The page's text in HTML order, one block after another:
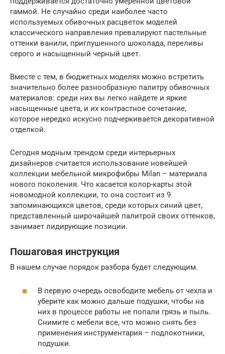
гаммой. Не случайно среди наиболее часто
используемых обивочных расцветок моделей
классического направления превалируют пастельные
оттенки ванили, приглушенного шоколада, переливы
серого и насыщенный черный цвет.
Вместе с тем, в бюджетных моделях можно встретить
значительно более разнообразную палитру обивочных
материалов: среди них вы легко найдете и яркие
насыщенные цвета, и их контрастное сочетание,
которое нередко искусно подчеркивается декоративной
отделкой.
Сегодня модным трендом среди интерьерных
дизайнеров считается использование новейшей
коллекции мебельной микрофибры Milan – материала
нового поколения. Что касается колор-карты этой
новомодной коллекции, то она состоит из 9
запоминающихся цветов, среди которых синий цвет,
представленный широчайшей палитрой своих оттенков,
занимает лидирующие позиции.
Пошаговая инструкция
В нашем случае порядок разбора будет следующим.
В первую очередь освободите мебель от чехла и
уберите как можно дальше подушки, чтобы на
них в процессе работы не попали грязь и пыль.
Снимите с мебели все, что можно снять без
применения инструментария – подлокотники,
подушки.